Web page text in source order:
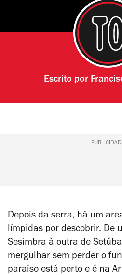
Escrito por
Depois da serra, há um
límpidas por descobrir. De
Sesimbra à outra de
mergulhar sem perder o
paraíso está perto e é na